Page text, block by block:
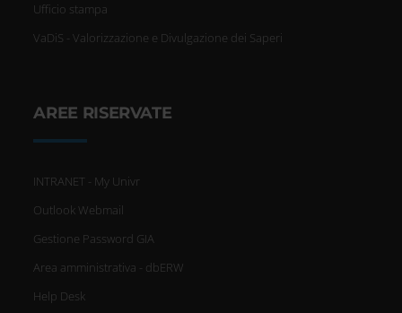
Ufficio stampa
VaDiS - Valorizzazione e Divulgazione dei Saperi
AREE RISERVATE
INTRANET - My Univr
Outlook Webmail
Gestione Password GIA
Area amministrativa - dbERW
Help Desk